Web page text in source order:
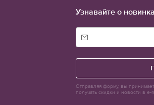
Узнавайте о
Отправляя форму, вы
получать скидки и новости в e-